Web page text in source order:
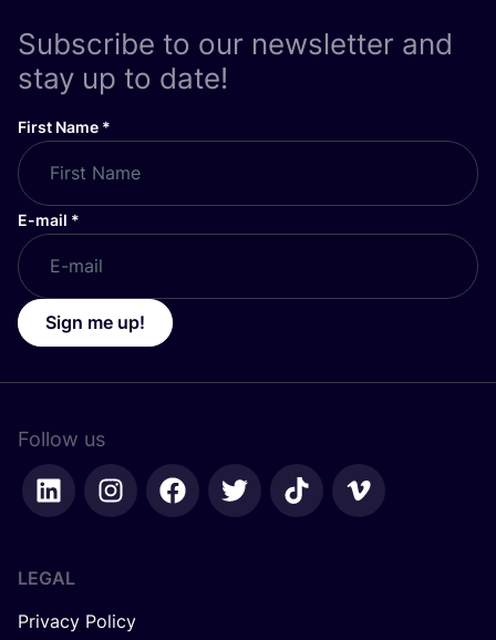
Subscribe to our newsletter and
stay up to date!
First Name *
E-mail *
Sign me up!
Follow us
LEGAL
Privacy Policy